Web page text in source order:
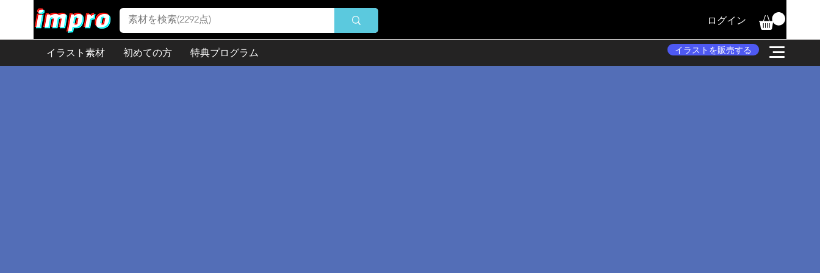
ログイン
イラスト素材 初めての方 特典プログラム イラストを販売する